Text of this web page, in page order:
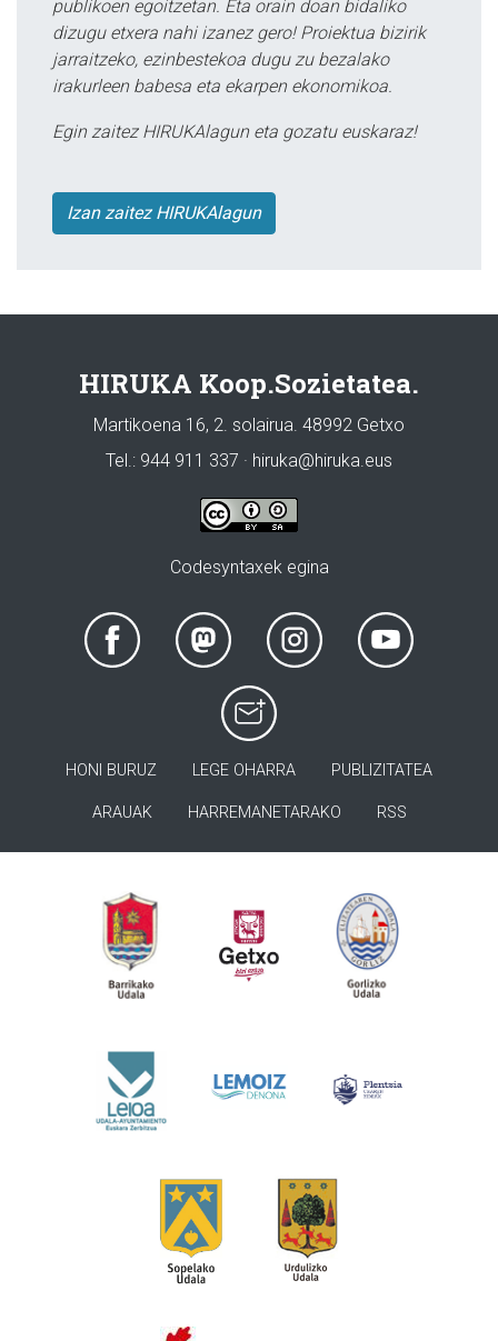
publikoen egoitzetan. Eta orain doan bidaliko
dizugu etxera nahi izanez gero! Proiektua bizirik
jarraitzeko, ezinbestekoa dugu zu bezalako
irakurleen babesa eta ekarpen ekonomikoa.
Egin zaitez HIRUKAlagun eta gozatu euskaraz!
Izan zaitez HIRUKAlagun
HIRUKA Koop.Sozietatea.
Martikoena 16, 2. solairua. 48992 Getxo
Tel.: 944 911 337 · hiruka@hiruka.eus
Codesyntaxek egina
HONI BURUZ LEGE OHARRA PUBLIZITATEA
ARAUAK HARREMANETARAKO RSS